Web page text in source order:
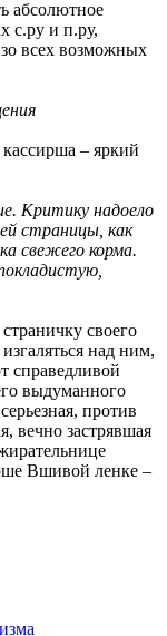
абсолютное
с.ру и п.ру,
всех возможных
– яркий
Критику надоело
страницы, как
свежего корма.
своего
над ним,
справедливой
выдуманного
против
вечно застрявшая
Вшивой ленке –